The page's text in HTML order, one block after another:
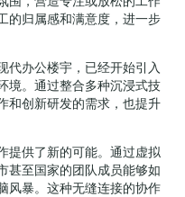
的归属感和满意度，进一步
代办公楼宇，已经开始引入
境。通过整合多种沉浸式技
和创新研发的需求，也提升
提供了新的可能。通过虚拟
甚至国家的团队成员能够如
风暴。这种无缝连接的协作